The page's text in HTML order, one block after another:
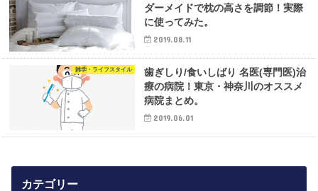
ダーメイドで枕の高さを調節！実際
に使ってみた。
2019.08.11
雑学・ライフスタイル
歯ぎしり/食いしばり 名医(専門医)治
療の病院！東京・神奈川のオススメ
病院まとめ。
2019.06.01
カテゴリー